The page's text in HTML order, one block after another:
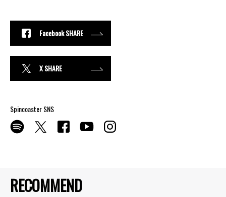
RECOMMEND
Facebook SHARE
X SHARE
Spincoaster SNS